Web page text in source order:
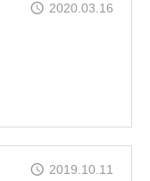
2020.03.16
2019.10.11